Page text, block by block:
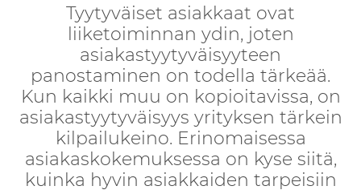
Tyytyväiset asiakkaat ovat
liiketoiminnan ydin, joten
asiakastyytyväisyyteen
panostaminen on todella tärkeää.
Kun kaikki muu on kopioitavissa, on
asiakastyytyväisyys yrityksen tärkein
kilpailukeino. Erinomaisessa
asiakaskokemuksessa on kyse siitä,
kuinka hyvin asiakkaiden tarpeisiin